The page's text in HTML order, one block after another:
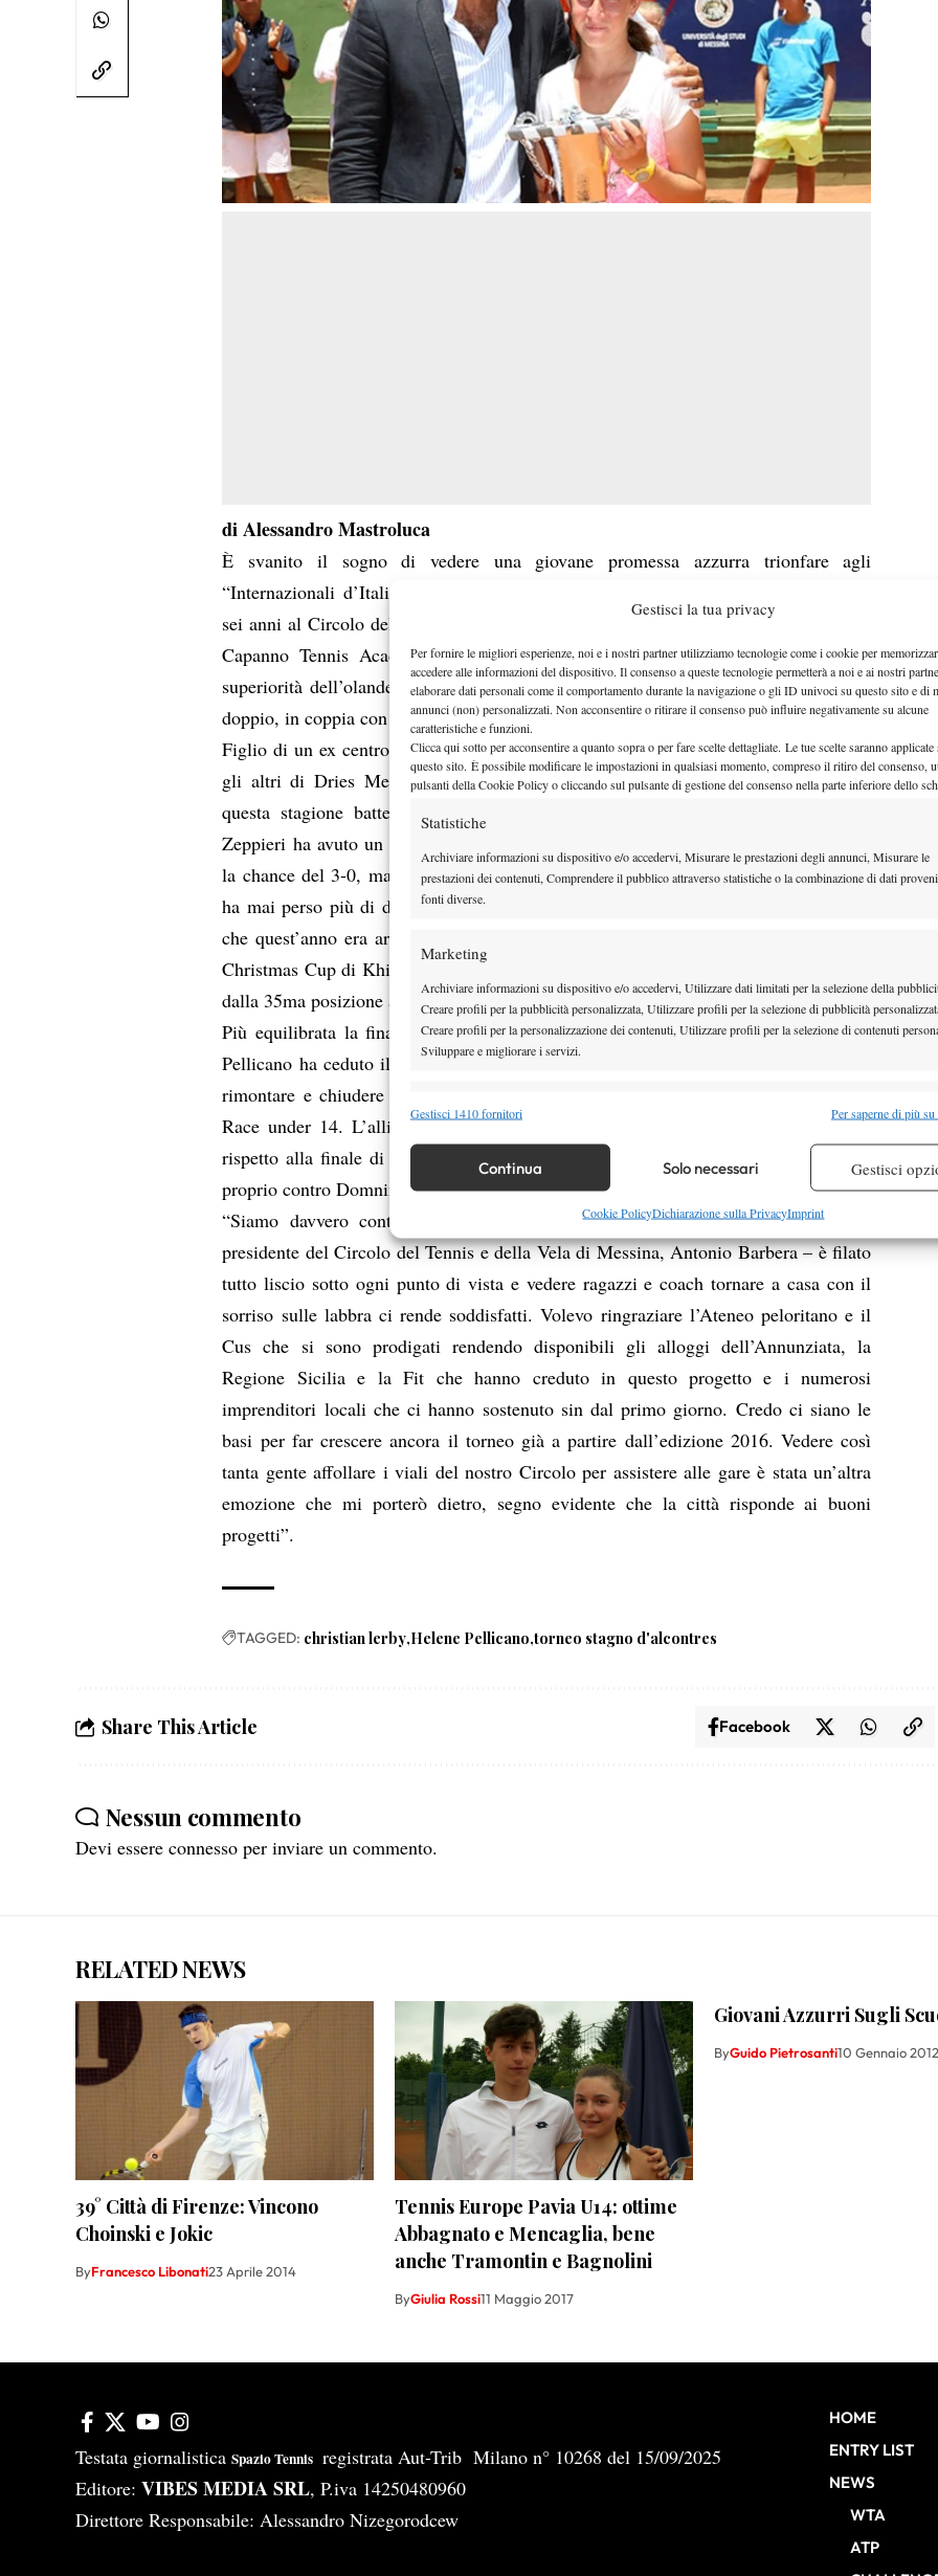
Gestisci la tua privacy
Per fornire le migliori esperienze, noi e i nostri partner utilizziamo tecnologie come i cookie per
accedere alle informazioni del dispositivo. Il consenso a queste tecnologie permetterà a noi e ai nostri
elaborare dati personali come il comportamento durante la navigazione o gli ID univoci su questo sito e di
annunci (non) personalizzati. Non acconsentire o ritirare il consenso può influire negativamente su alcune
caratteristiche e funzioni.
Clicca qui sotto per acconsentire a quanto sopra o per fare scelte dettagliate. Le tue scelte saranno applicate
questo sito. È possibile modificare le impostazioni in qualsiasi momento, compreso il ritiro del consenso,
pulsanti della Cookie Policy o cliccando sul pulsante di gestione del consenso nella parte inferiore dello
Statistiche
Archiviare informazioni su dispositivo e/o accedervi, Misurare le prestazioni degli annunci, Misurare le
prestazioni dei contenuti, Comprendere il pubblico attraverso statistiche o la combinazione di dati
fonti diverse.
Marketing
Archiviare informazioni su dispositivo e/o accedervi, Utilizzare dati limitati per la selezione della
Creare profili per la pubblicità personalizzata, Utilizzare profili per la selezione di pubblicità
Creare profili per la personalizzazione dei contenuti, Utilizzare profili per la selezione di contenuti
Sviluppare e migliorare i servizi.
Funzionalità
Identificare i dispositivi in base alle informazioni trasmesse automaticamente.
Garantire la sicurezza, prevenire e rilevare frodi, correggere errori,
Erogare e presentare pubblicità e contenuto, Salvare e comunicare le
Gestisci 1410 fornitori Per saperne di più
Continua Solo necessari Gestisci
Cookie PolicyDichiarazione sulla PrivacyImprint
di Alessandro Mastroluca
È svanito il sogno di vedere una giovane promessa azzurra trionfare agli
“Internazionali d’Italia under 14-XXVII Trofeo Stagno D’Alcontres”, tornati dopo
sei anni al Circolo del Tennis e della Vela di Messina. Giulio Zeppieri, allievo della
Capanno Tennis Academy di Latina, ha potuto davvero poco per contrastare la
superiorità dell’olandese Christian Lerby, che ha bissato il titolo conquistato ieri in
doppio, in coppia con il connazionale Weststrate.
Figlio di un ex centrocampista danese dell’Ajax e de Bayern Mocaco, ora agente tra
gli altri di Dries Mertens, Lerby ha conquistato il suo primo torneo under-14 di
questa stagione battendo l’azzurro con un netto 6-2 6-2. Solo nel secondo set,
Zeppieri ha avuto un piccolo momento di speranza. Ha allungato sul 2-0 e mancato
la chance del 3-0, ma da quel momento è stato un monologo dell’olandese che non
ha mai perso più di due game a set per tutto il torneo. Con questo successo Lerby,
che quest’anno era arrivato al massimo in semifinale, a gennaio alla O1 Properties
Christmas Cup di Khimki e a marzo alla Narva Cup in Estonia, è destinato a risalire
dalla 35ma posizione attualmente occupata nella Race to Masters.
Più equilibrata la finale femminile. La testa di serie numero 1, la maltese Helene
Pellicano ha ceduto il primo set contro la russa Ksenia Domnina, ma ha saputo poi
rimontare e chiudere 3-6, 6-2, 6-3. Un successo che la proietta al numero 1 nella
Race under 14. L’allieva di Fabio Lavazza a Sanremo si è così presa la rivincita
rispetto alla finale di doppio di ieri, giocata in coppia con Maria Novikova e persa
proprio contro Domnina e Anastasia Tikhonova.
“Siamo davvero contenti per questi nove giorni di grande tennis – ha detto il
presidente del Circolo del Tennis e della Vela di Messina, Antonio Barbera – è filato
tutto liscio sotto ogni punto di vista e vedere ragazzi e coach tornare a casa con il
sorriso sulle labbra ci rende soddisfatti. Volevo ringraziare l’Ateneo peloritano e il
Cus che si sono prodigati rendendo disponibili gli alloggi dell’Annunziata, la
Regione Sicilia e la Fit che hanno creduto in questo progetto e i numerosi
imprenditori locali che ci hanno sostenuto sin dal primo giorno. Credo ci siano le
basi per far crescere ancora il torneo già a partire dall’edizione 2016. Vedere così
tanta gente affollare i viali del nostro Circolo per assistere alle gare è stata un’altra
emozione che mi porterò dietro, segno evidente che la città risponde ai buoni
progetti”.
TAGGED: christian lerby Helene Pellicano torneo stagno d'alcontres
Share This Article Facebook
Nessun commento
Devi essere connesso per inviare un commento.
RELATED NEWS
39° Città di Firenze: Vincono
Choinski e Jokic
ByFrancesco Libonati23 Aprile 2014
Tennis Europe Pavia U14: ottime
Abbagnato e Mencaglia, bene
anche Tramontin e Bagnolini
ByGiulia Rossi11 Maggio 2017
Giovani Azzurri Sugli
ByGuido Pietrosanti10 Gennaio 2012
Testata giornalistica Spazio Tennis registrata Aut-Trib Milano n° 10268 del 15/09/2025
Editore: VIBES MEDIA SRL, P.iva 14250480960
Direttore Responsabile: Alessandro Nizegorodcew
HOME
ENTRY LIST
NEWS
WTA
ATP